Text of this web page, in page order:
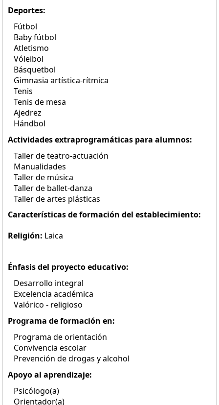
Deportes:
Fútbol
Baby fútbol
Atletismo
Vóleibol
Básquetbol
Gimnasia artística-rítmica
Tenis
Tenis de mesa
Ajedrez
Hándbol
Actividades extraprogramáticas para alumnos:
Taller de teatro-actuación
Manualidades
Taller de música
Taller de ballet-danza
Taller de artes plásticas
Características de formación del establecimiento:
Religión: Laica
Énfasis del proyecto educativo:
Desarrollo integral
Excelencia académica
Valórico - religioso
Programa de formación en:
Programa de orientación
Convivencia escolar
Prevención de drogas y alcohol
Apoyo al aprendizaje:
Psicólogo(a)
Orientador(a)